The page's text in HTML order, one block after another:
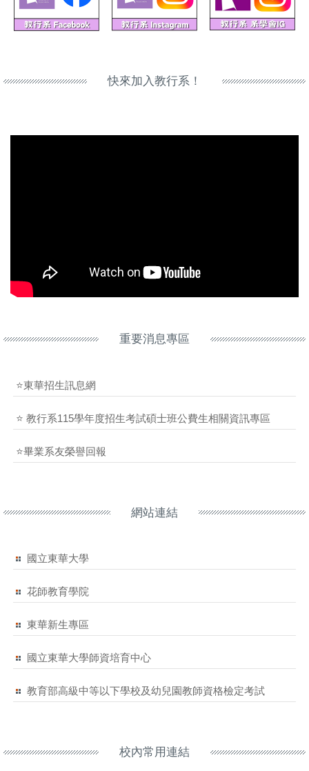
快來加入教行系！
重要消息專區
⭐東華招生訊息網
⭐ 教行系115學年度招生考試碩士班公費生相關資訊專區
⭐畢業系友榮譽回報
網站連結
國立東華大學
花師教育學院
東華新生專區
國立東華大學師資培育中心
教育部高級中等以下學校及幼兒園教師資格檢定考試
校內常用連結